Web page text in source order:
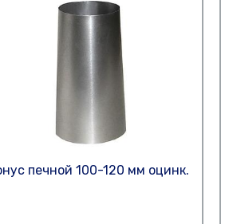
печной 100-120 мм оцинк.